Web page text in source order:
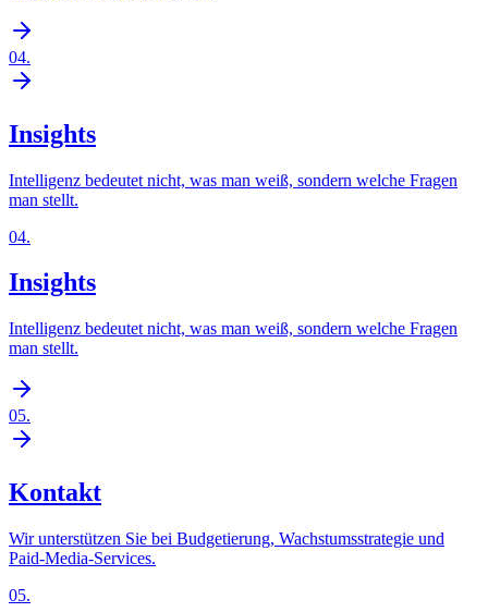
04.
Insights
Intelligenz bedeutet nicht, was man weiß, sondern welche Fragen
man stellt.
04.
Insights
Intelligenz bedeutet nicht, was man weiß, sondern welche Fragen
man stellt.
05.
Kontakt
Wir unterstützen Sie bei Budgetierung, Wachstumsstrategie und
Paid-Media-Services.
05.